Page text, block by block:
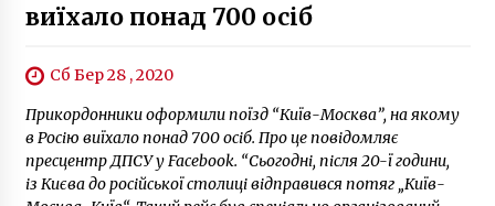
виїхало понад 700 осіб
Сб Бер 28 , 2020
Прикордонники оформили поїзд “Київ-Москва”, на якому
в Росію виїхало понад 700 осіб. Про це повідомляє
пресцентр ДПСУ у Facebook. “Сьогодні, після 20-ї години,
із Києва до російської столиці відправився потяг „Київ-